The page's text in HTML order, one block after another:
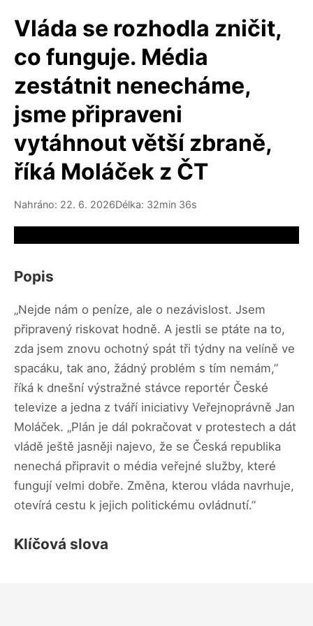
Vláda se rozhodla zničit,
co funguje. Média
zestátnit nenecháme,
jsme připraveni
vytáhnout větší zbraně,
říká Moláček z ČT
Nahráno: 22. 6. 2026Délka: 32min 36s
Popis
„Nejde nám o peníze, ale o nezávislost. Jsem
připravený riskovat hodně. A jestli se ptáte na to,
zda jsem znovu ochotný spát tři týdny na velíně ve
spacáku, tak ano, žádný problém s tím nemám,”
říká k dnešní výstražné stávce reportér České
televize a jedna z tváří iniciativy Veřejnoprávně Jan
Moláček. „Plán je dál pokračovat v protestech a dát
vládě ještě jasněji najevo, že se Česká republika
nenechá připravit o média veřejné služby, které
fungují velmi dobře. Změna, kterou vláda navrhuje,
otevírá cestu k jejich politickému ovládnutí.”
Klíčová slova